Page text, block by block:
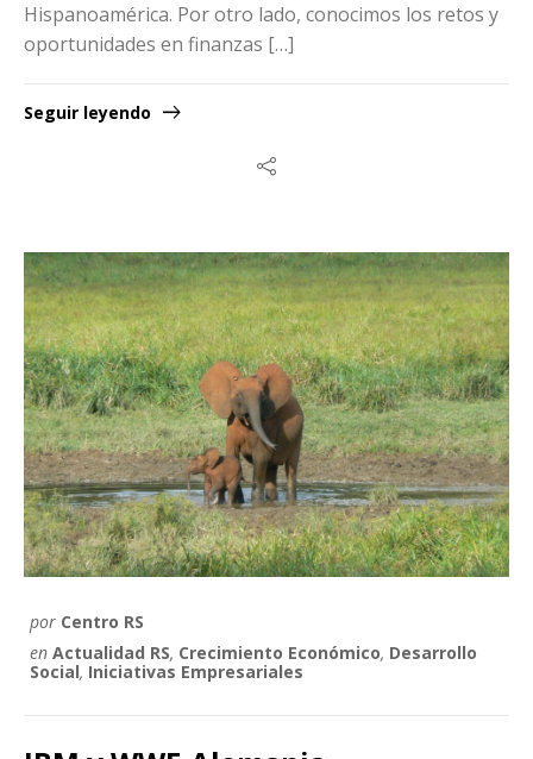
Hispanoamérica. Por otro lado, conocimos los retos y
oportunidades en finanzas […]
Seguir leyendo
por Centro RS
en Actualidad RS, Crecimiento Económico, Desarrollo
Social, Iniciativas Empresariales